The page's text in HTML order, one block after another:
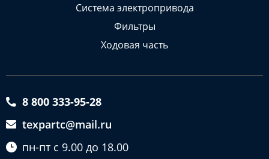
Система электропривода
Фильтры
Ходовая часть
8 800 333-95-28
texpartc@mail.ru
пн-пт с 9.00 до 18.00